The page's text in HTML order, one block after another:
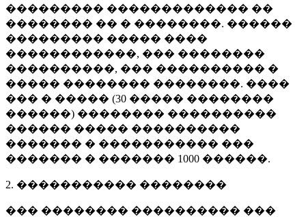
��������� ������������� ��
�������� �� � ��������. ������
��������� ����� ����
������������, ��� ��������
����������, ��� ���������� �
����� �������� ��������. ����
��� � ����� (30 ����� ��������
������) �������� ����������
������ ����� ����������
������� � ����������� ���
������� � ������� 1000 ������.
2. ����������� ��������
��� �������� ���������� ���